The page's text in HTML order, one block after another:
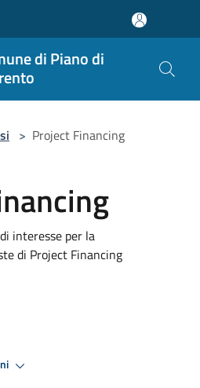
di Piano di
> Project Financing
interesse per la
di Project Financing